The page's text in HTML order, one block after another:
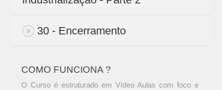
30 - Encerramento
COMO FUNCIONA ?
O Curso é estruturado em Vídeo Aulas com foco e